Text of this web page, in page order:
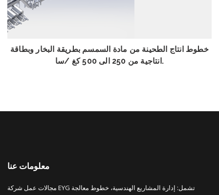
خطوط انتاج الطحينة من مادة السمسم بطريقة البخار وبطاقة
انتاجية من 250 الى 500 كغ /سا.
معلومات عنا
مجالات عمل شركة EYG تشمل: إدارة المشاريع الهندسية، خطوط معالجة